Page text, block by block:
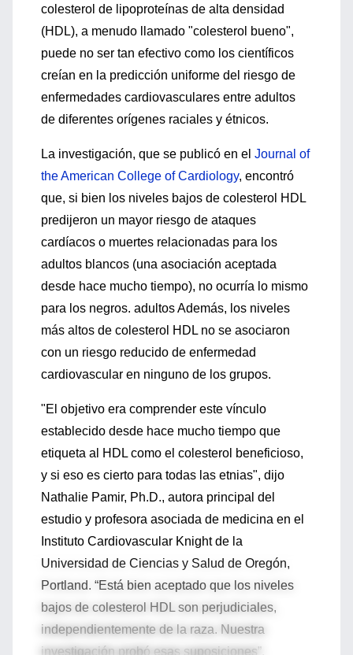
colesterol de lipoproteínas de alta densidad
(HDL), a menudo llamado "colesterol bueno",
puede no ser tan efectivo como los científicos
creían en la predicción uniforme del riesgo de
enfermedades cardiovasculares entre adultos
de diferentes orígenes raciales y étnicos.
La investigación, que se publicó en el Journal of
the American College of Cardiology, encontró
que, si bien los niveles bajos de colesterol HDL
predijeron un mayor riesgo de ataques
cardíacos o muertes relacionadas para los
adultos blancos (una asociación aceptada
desde hace mucho tiempo), no ocurría lo mismo
para los negros. adultos Además, los niveles
más altos de colesterol HDL no se asociaron
con un riesgo reducido de enfermedad
cardiovascular en ninguno de los grupos.
"El objetivo era comprender este vínculo
establecido desde hace mucho tiempo que
etiqueta al HDL como el colesterol beneficioso,
y si eso es cierto para todas las etnias", dijo
Nathalie Pamir, Ph.D., autora principal del
estudio y profesora asociada de medicina en el
Instituto Cardiovascular Knight de la
Universidad de Ciencias y Salud de Oregón,
Portland. “Está bien aceptado que los niveles
bajos de colesterol HDL son perjudiciales,
independientemente de la raza. Nuestra
investigación probó esas suposiciones”.